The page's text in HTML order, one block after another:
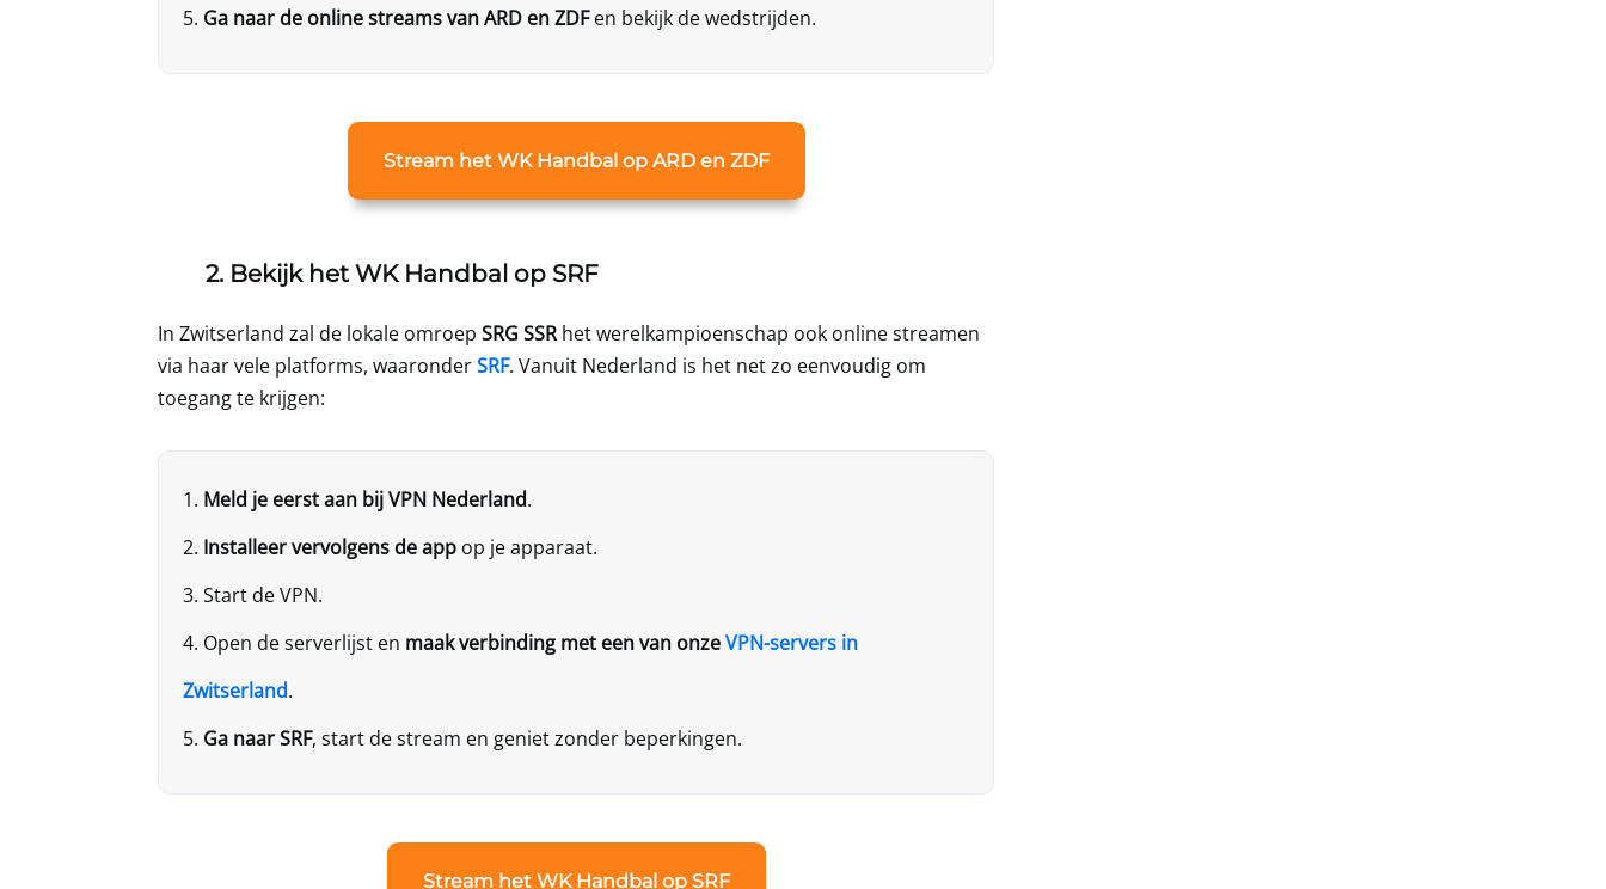
Ga naar de online streams van ARD en ZDFen bekijk de wedstrijden.
Stream het WK Handbal op ARD en ZDF
2. Bekijk het WK Handbal op SRF
In Zwitserland zal de lokale omroep SRG SSRhet werelkampioenschap ook online streamen
via haar vele platforms, waaronderSRF. Vanuit Nederland is het net zo eenvoudig om
toegang te krijgen:
Meld je eerst aan bijVPN Nederland.
Installeer vervolgens de app op je apparaat.
Start de VPN.
Open de serverlijst en maak verbinding met een van onzeVPN-servers in
Zwitserland.
Ga naar SRF, start de stream en geniet zonder beperkingen.
Stream het WK Handbal op SRF